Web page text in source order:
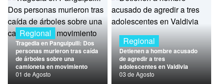
Deportes
Economía
Entrevistas
Nacional
Regional
Tragedia en Panguipulli: Dos
personas murieron tras caída
de árboles sobre una
camioneta en movimiento
01 de Agosto
Regional
Detienen a hombre acusado
de agredir a tres
adolescentes en Valdivia
03 de Agosto